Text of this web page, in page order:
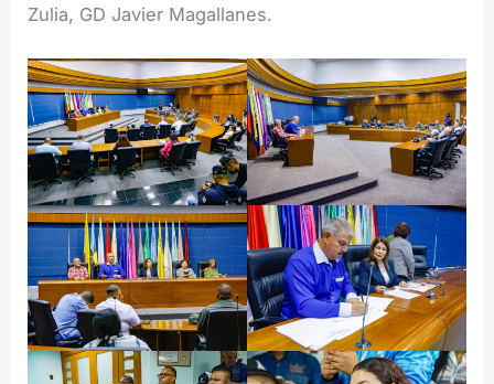
Zulia, GD Javier Magallanes.